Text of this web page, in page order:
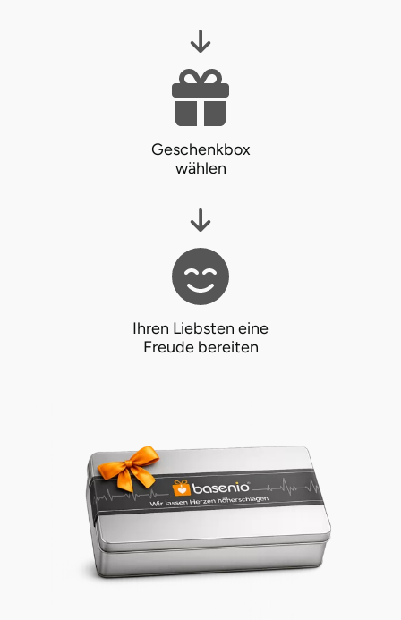
Geschenkbox
wählen
Ihren Liebsten eine
Freude bereiten
Villingen Schwenningen